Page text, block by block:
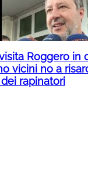
Roggero in
vicini no a
rapinatori